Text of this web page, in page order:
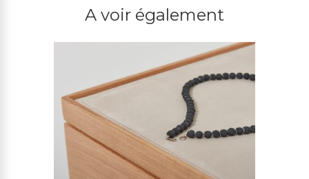
A voir également
VALET